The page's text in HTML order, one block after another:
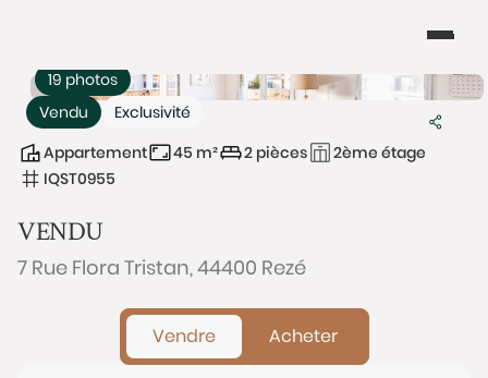
Vendu Exclusivité
19 photos
Appartement 45 m² 2 pièces
2ème étage
IQST0955
VENDU
7 Rue Flora Tristan, 44400 Rezé
Vendre Acheter